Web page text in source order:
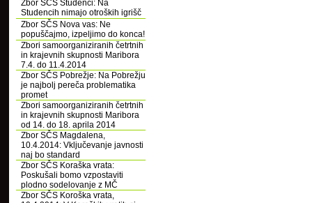
Zbor SČS Studenci: Na
Studencih nimajo otroških igrišč
Zbor SČS Nova vas: Ne
popuščajmo, izpeljimo do konca!
Zbori samoorganiziranih četrtnih
in krajevnih skupnosti Maribora
7.4. do 11.4.2014
Zbor SČS Pobrežje: Na Pobrežju
je najbolj pereča problematika
promet
Zbori samoorganiziranih četrtnih
in krajevnih skupnosti Maribora
od 14. do 18. aprila 2014
Zbor SČS Magdalena,
10.4.2014: Vključevanje javnosti
naj bo standard
Zbor SČS Koraška vrata:
Poskušali bomo vzpostaviti
plodno sodelovanje z MČ
Zbor SČS Koroška vrata,